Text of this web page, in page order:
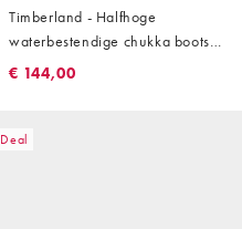
Timberland - Halfhoge
waterbestendige chukka boots
met veters in beige
€ 144,00
Deal